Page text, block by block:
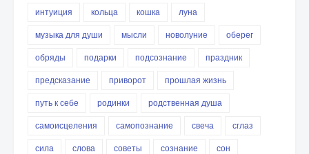
интуиция
кольца кошка
луна
музыка для души
мысли новолуние
оберег
обряды
подарки подсознание
праздник
предсказание
приворот
прошлая жизнь
путь к себе
родинки
родственная душа
самоисцеления
самопознание свеча
сглаз
сила
слова советы сознание
сон